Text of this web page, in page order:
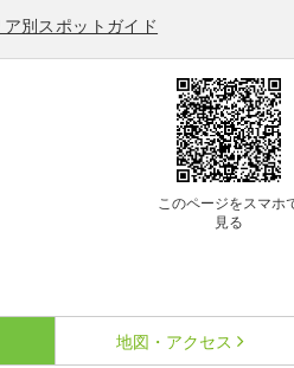
別スポットガイド
このページをスマホ
見る
地図・アクセス